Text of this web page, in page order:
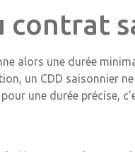
contrat
alors une durée
un CDD saisonnier
une durée précise,